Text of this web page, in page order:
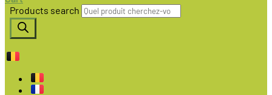
Products search